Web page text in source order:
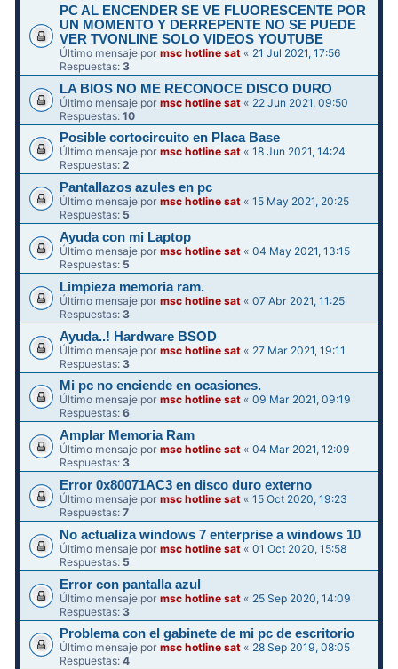
PC AL ENCENDER SE VE FLUORESCENTE POR
UN MOMENTO Y DERREPENTE NO SE PUEDE
VER TVONLINE SOLO VIDEOS YOUTUBE
Último mensaje pormsc hotline sat « 21 Jul 2021, 17:56
Respuestas:3
LA BIOS NO ME RECONOCE DISCO DURO
Último mensaje pormsc hotline sat « 22 Jun 2021, 09:50
Respuestas:10
Posible cortocircuito en Placa Base
Último mensaje pormsc hotline sat «18 Jun 2021, 14:24
Respuestas:2
Pantallazos azules en pc
Último mensaje pormsc hotline sat «15 May 2021, 20:25
Respuestas: 5
Ayuda con mi Laptop
Último mensaje pormsc hotline sat «04 May 2021, 13:15
Respuestas: 5
Limpieza memoria ram.
Último mensaje pormsc hotline sat «07 Abr 2021, 11:25
Respuestas: 3
Ayuda..! Hardware BSOD
Último mensaje pormsc hotline sat « 27 Mar 2021, 19:11
Respuestas:3
Mi pc no enciende en ocasiones.
Último mensaje pormsc hotline sat «09 Mar 2021, 09:19
Respuestas:6
Amplar Memoria Ram
Último mensaje pormsc hotline sat «04 Mar 2021, 12:09
Respuestas:3
Error 0x80071AC3 en disco duro externo
Último mensaje pormsc hotline sat «15 Oct 2020, 19:23
Respuestas:7
No actualiza windows 7 enterprise a windows 10
Último mensaje pormsc hotline sat «01 Oct 2020, 15:58
Respuestas: 5
Error con pantalla azul
Último mensaje pormsc hotline sat « 25 Sep 2020, 14:09
Respuestas: 3
Problema con el gabinete de mi pc de escritorio
Último mensaje pormsc hotline sat « 28 Sep 2019, 08:05
Respuestas:4